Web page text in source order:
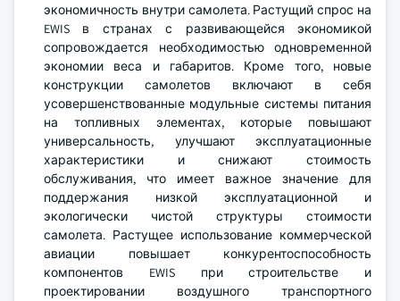
экономичность внутри самолета. Растущий спрос на
EWIS в странах с развивающейся экономикой
сопровождается необходимостью одновременной
экономии веса и габаритов. Кроме того, новые
конструкции самолетов включают в себя
усовершенствованные модульные системы питания
на топливных элементах, которые повышают
универсальность, улучшают эксплуатационные
характеристики и снижают стоимость
обслуживания, что имеет важное значение для
поддержания низкой эксплуатационной и
экологически чистой структуры стоимости
самолета. Растущее использование коммерческой
авиации повышает конкурентоспособность
компонентов EWIS при строительстве и
проектировании воздушного транспортного